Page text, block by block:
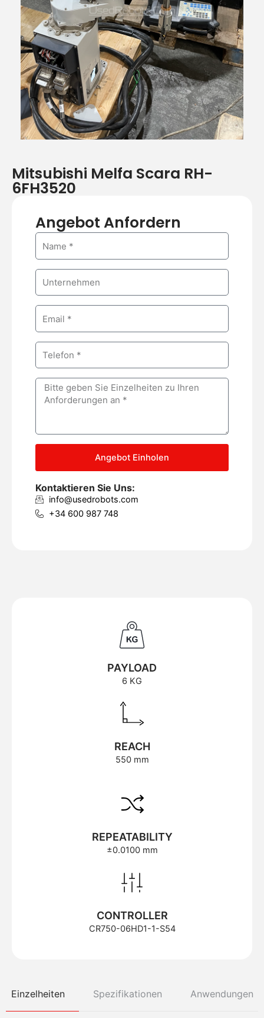
o
r
i
g
e
r
ä
h
s
t
e
r
Mitsubishi Melfa Scara RH-
6FH3520
Angebot Anfordern
m
m
a
n
a
l
o
e
Angebot Einholen
Kontaktieren Sie Uns:
info@usedrobots.com
+34 600 987 748
PAYLOAD
6 KG
REACH
550 mm
REPEATABILITY
±0.0100 mm
CONTROLLER
CR750-06HD1-1-S54
Einzelheiten Spezifikationen Anwendungen